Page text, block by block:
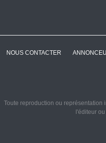
NOUS CONTACTER
Toute reproduction ou représentation
l'éditeur